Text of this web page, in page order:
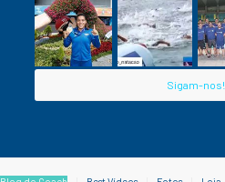
Sigam-nos!